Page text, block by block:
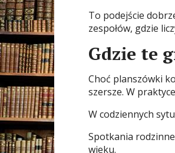
To podejście
zespołów, gdzie
Gdzie te
Choć planszówki
szersze. W
W codziennych
Spotkania
wieku.